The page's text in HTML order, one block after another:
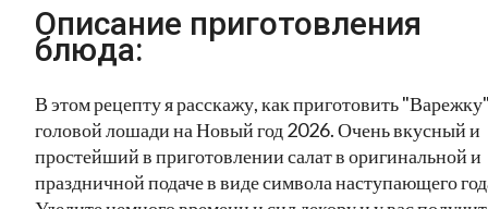
Описание приготовления
блюда:
В этом рецепту я расскажу, как приготовить
головой лошади на Новый год 2026. Очень вкусный и
простейший в приготовлении салат в оригинальной и
праздничной подаче в виде символа наступающего